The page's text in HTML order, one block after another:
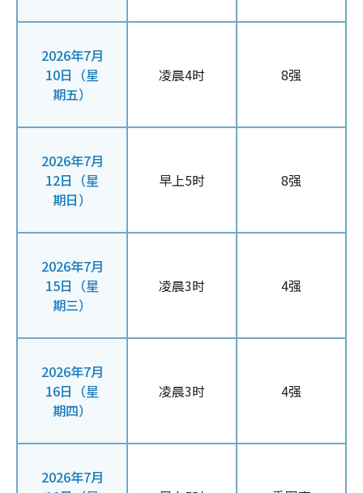
2026年7月
10日（星
期五）
凌晨4时 8强
2026年7月
12日（星
期日）
早上5时 8强
2026年7月
15日（星
期三）
凌晨3时 4强
2026年7月
16日（星
期四）
凌晨3时 4强
2026年7月